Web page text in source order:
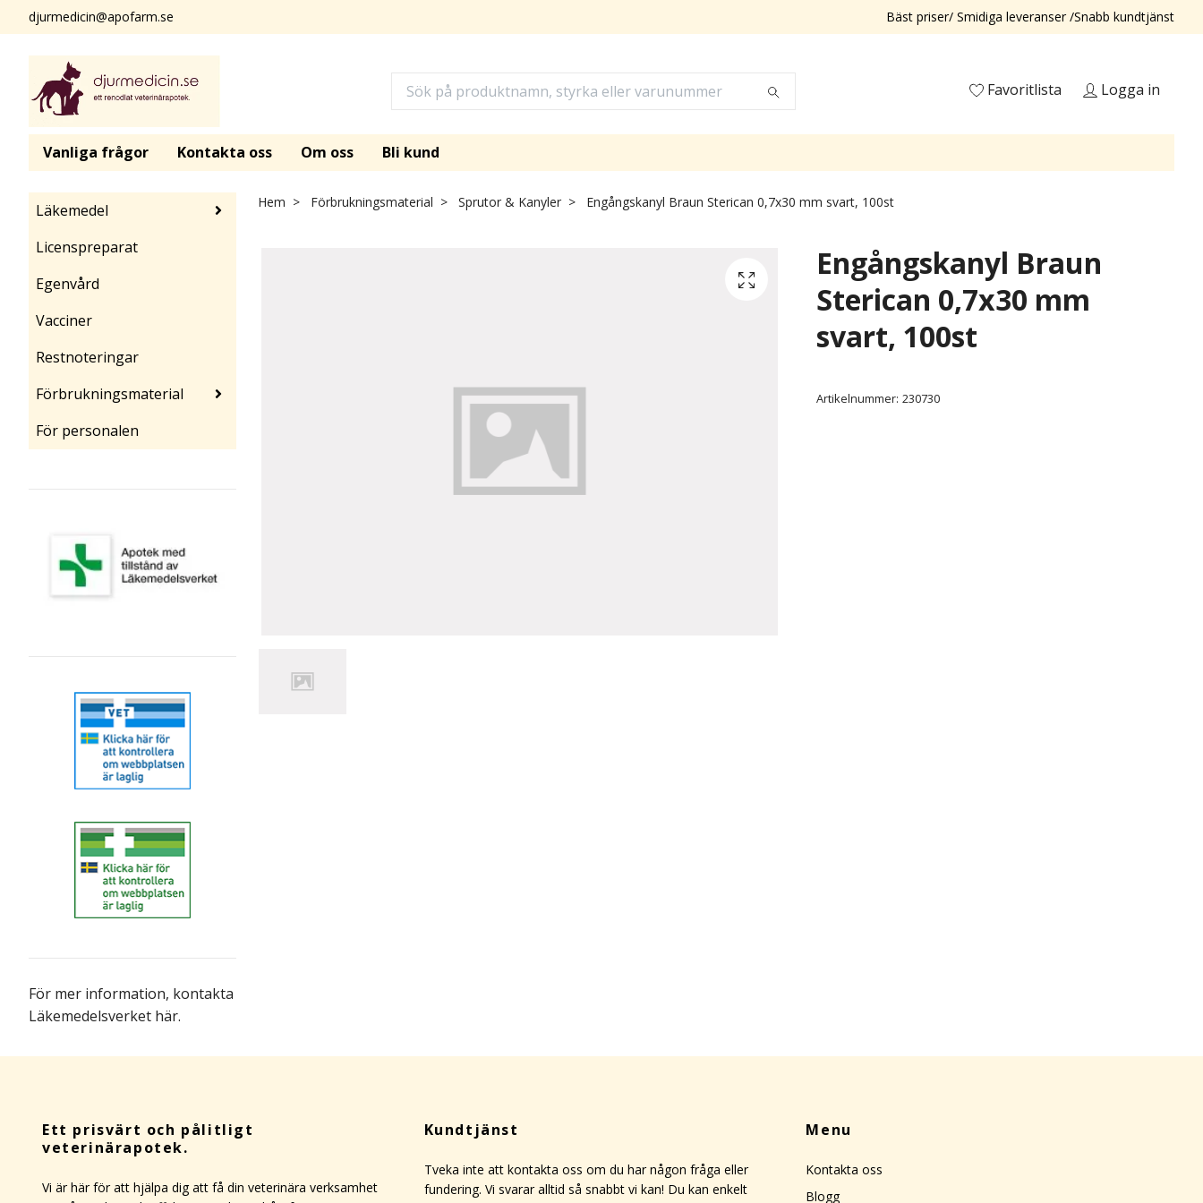
djurmedicin@apofarm.se Bäst priser/ Smidiga leveranser /Snabb kundtjänst
Favoritlista Logga in
Vanliga frågor Kontakta oss Om oss Bli kund
Läkemedel
Licenspreparat
Egenvård
Vacciner
Restnoteringar
Förbrukningsmaterial
För personalen
För mer information, kontakta
Läkemedelsverket här.
Hem Förbrukningsmaterial Sprutor & Kanyler Engångskanyl Braun Sterican 0,7x30 mm svart, 100st
Engångskanyl Braun
Sterican 0,7x30 mm
svart, 100st
Artikelnummer: 230730
Ett prisvärt och pålitligt
veterinärapotek.
Vi är här för att hjälpa dig att få din veterinära verksamhet
Kundtjänst
Tveka inte att kontakta oss om du har någon fråga eller
fundering. Vi svarar alltid så snabbt vi kan! Du kan enkelt
Menu
Kontakta oss
Blogg